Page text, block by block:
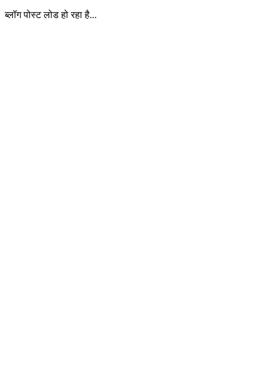
ब्लॉग पोस्ट लोड हो रहा है...